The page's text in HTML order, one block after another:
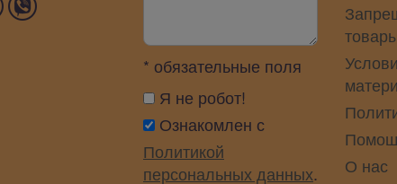
* обязательные поля
Я не робот!
Ознакомлен с
Политикой
персональных данных.
О нас